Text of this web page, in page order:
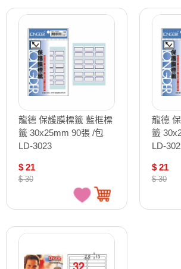
龍德 保護膜標籤 藍框標
籤 30x25mm 90張 /包
LD-3023
$ 21
$ 30
龍德
籤
LD-
$ 21
$ 30